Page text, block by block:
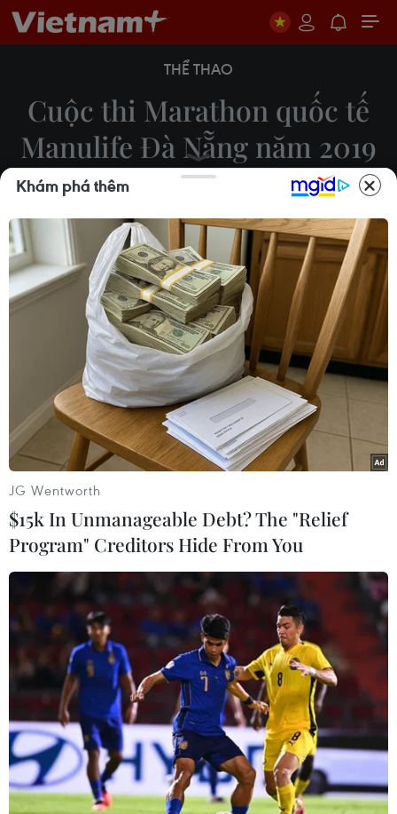
THỂ THAO
Cuộc thi Marathon quốc tế
Manulife Đà Nẵng năm 2019
Sáng 11/8, tại Công viên Biển Đông, Cuộc thi
Marathon quốc tế Manulife Đà Nẵng 2019 bước
vào ngày thi chính thức sự tham gia của hơn 9.000
vận động viên đến từ 67 quốc gia và vùng lãnh
Sáng 11/8, tại Công viên Biển Đông (Đà Nẵng), Cuộc thi
Marathon quốc tế Manulife Đà Nẵng 2019 bước vào ngày thi
chính thức. (Ảnh: Trần Lê Lâm/TTXVN)
Khám phá thêm
JG Wentworth
$15k In Unmanageable Debt? The "Relief
Program" Creditors Hide From You